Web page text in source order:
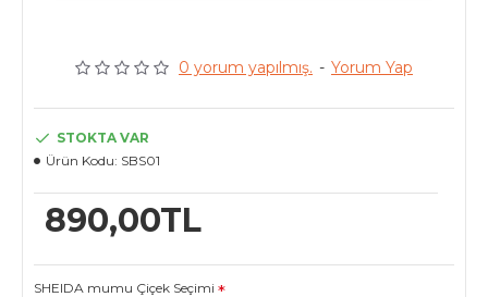
0 yorum yapılmış. - Yorum Yap
890,00TL
STOKTA VAR
Ürün Kodu: SBS01
SHEIDA mumu Çiçek Seçimi